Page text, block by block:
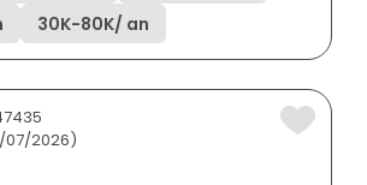
30K-80K/ an
07/2026)